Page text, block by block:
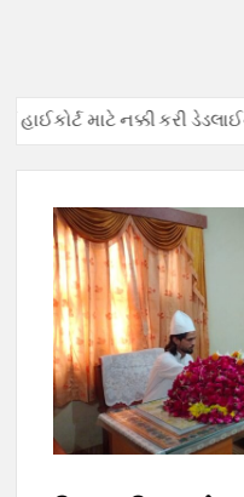
માટે નક્કી કરી ડેડલાઈન,